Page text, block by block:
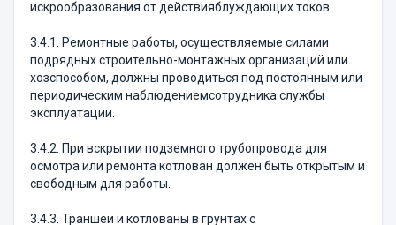
искрообразования от действияблуждающих токов.
3.4.1. Ремонтные работы, осуществляемые силами
подрядных строительно-монтажных организаций или
хозспособом, должны проводиться под постоянным или
периодическим наблюдениемсотрудника службы
эксплуатации.
3.4.2. При вскрытии подземного трубопровода для
осмотра или ремонта котлован должен быть открытым и
свободным для работы.
3.4.3. Траншеи и котлованы в грунтах с